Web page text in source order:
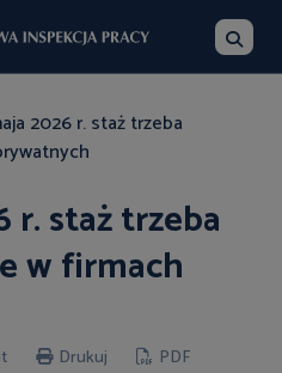
2026 r. staż trzeba
r. staż trzeba
w firmach
Drukuj PDF
Szukaj